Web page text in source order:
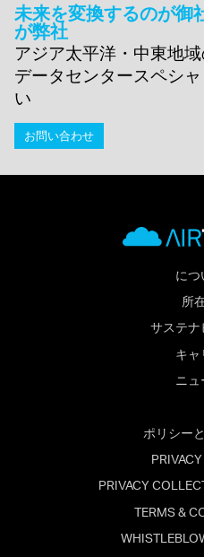
未来を変換するのが御
が弊社
アジア太平洋・中東地
データセンタースペシ
い
お問い合わせ
につ
所
サステナ
キャ
ニュ
ポリシー
PRIVACY
TERMS &